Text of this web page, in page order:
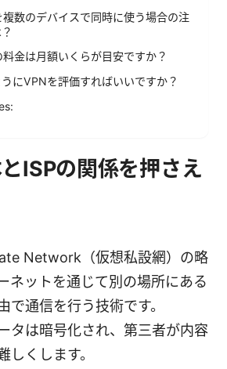
数のデバイスで同時に使う場合の注
金は月額いくらが目安ですか？
にVPNを評価すればいいですか？
ISPの関係を押さえ
Network（仮想私設網）の略
ネットを通じて別の場所にある
で通信を行う技術です。
タは暗号化され、第三者が内容
しくします。